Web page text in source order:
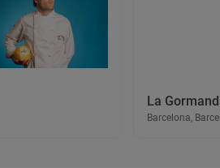
La
Barcelona,